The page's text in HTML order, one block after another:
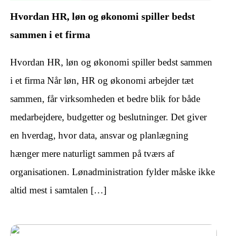
Hvordan HR, løn og økonomi spiller bedst
sammen i et firma
Hvordan HR, løn og økonomi spiller bedst sammen
i et firma Når løn, HR og økonomi arbejder tæt
sammen, får virksomheden et bedre blik for både
medarbejdere, budgetter og beslutninger. Det giver
en hverdag, hvor data, ansvar og planlægning
hænger mere naturligt sammen på tværs af
organisationen. Lønadministration fylder måske ikke
altid mest i samtalen […]